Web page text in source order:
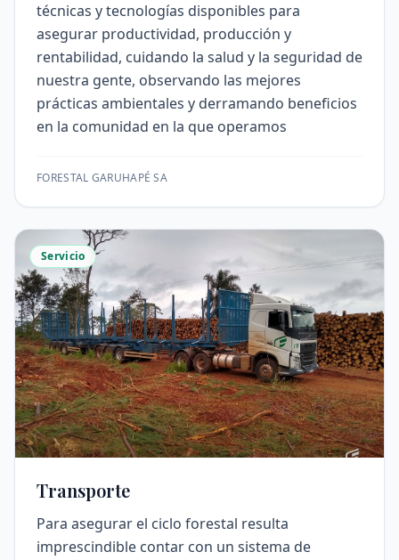
técnicas y tecnologías disponibles para
asegurar productividad, producción y
rentabilidad, cuidando la salud y la seguridad de
nuestra gente, observando las mejores
prácticas ambientales y derramando beneficios
en la comunidad en la que operamos
FORESTAL GARUHAPÉ SA
Servicio
Transporte
Para asegurar el ciclo forestal resulta
imprescindible contar con un sistema de